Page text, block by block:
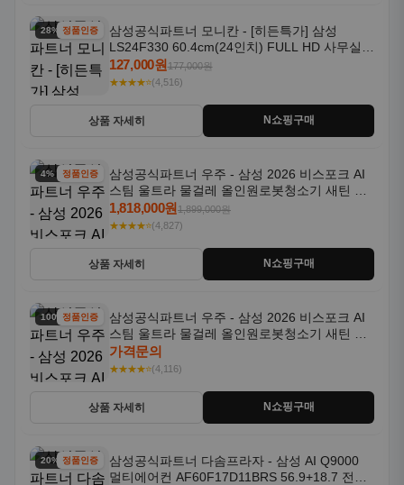
28% 할인정품인증
삼성공식파트너 모니칸 - [히든특가] 삼성
LS24F330 60.4cm(24인치) FULL HD 사무실/
컴퓨터 모니터
127,000원177,000원
★★★★⭐(4,516)
상품 자세히 N쇼핑구매
4% 할인정품인증
삼성공식파트너 우주 - 삼성 2026 비스포크 AI
스팀 울트라 물걸레 올인원로봇청소기 새틴 그
레이지 AAG
1,818,000원1,899,000원
★★★★⭐(4,827)
상품 자세히 N쇼핑구매
100% 할인
정품인증
삼성공식파트너 우주 - 삼성 2026 비스포크 AI
스팀 울트라 물걸레 올인원로봇청소기 새틴 차
콜 AAH
가격문의
★★★★⭐(4,116)
상품 자세히 N쇼핑구매
20% 할인정품인증
삼성공식파트너 다솜프라자 - 삼성 AI Q9000
멀티에어컨 AF60F17D11BRS 56.9+18.7 전국